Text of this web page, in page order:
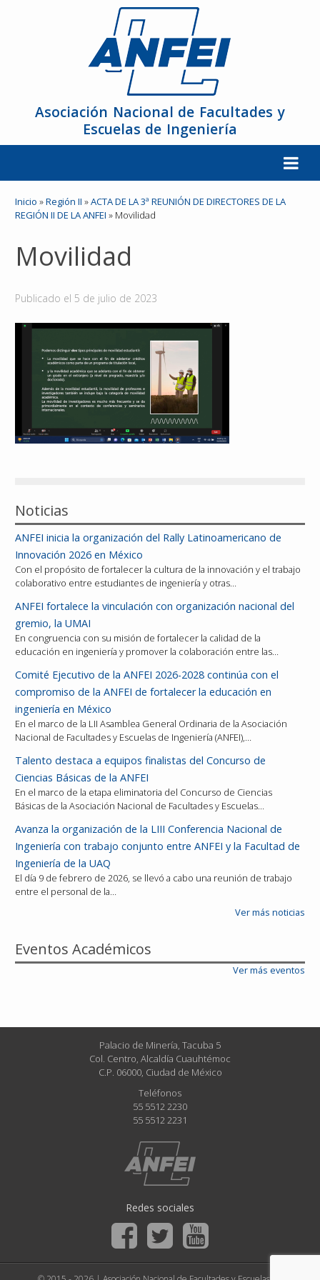
Asociación Nacional de Facultades y
Escuelas de Ingeniería
La ANFEI
Reuniones y Conferencias
Publicaciones
Inicio »Región II »ACTA DE LA 3ª REUNIÓN DE DIRECTORES DE LA
REGIÓN II DE LA ANFEI » Movilidad
Movilidad
Publicado el 5 de julio de 2023
Noticias
ANFEI inicia la organización del Rally Latinoamericano de
Innovación 2026 en México
Con el propósito de fortalecer la cultura de la innovación y el trabajo
colaborativo entre estudiantes de ingeniería y otras…
ANFEI fortalece la vinculación con organización nacional del
gremio, la UMAI
En congruencia con su misión de fortalecer la calidad de la
educación en ingeniería y promover la colaboración entre las…
Comité Ejecutivo de la ANFEI 2026-2028 continúa con el
compromiso de la ANFEI de fortalecer la educación en
ingeniería en México
En el marco de la LII Asamblea General Ordinaria de la Asociación
Nacional de Facultades y Escuelas de Ingeniería (ANFEI),…
Talento destaca a equipos finalistas del Concurso de
Ciencias Básicas de la ANFEI
En el marco de la etapa eliminatoria del Concurso de Ciencias
Básicas de la Asociación Nacional de Facultades y Escuelas…
Avanza la organización de la LIII Conferencia Nacional de
Ingeniería con trabajo conjunto entre ANFEI y la Facultad de
Ingeniería de la UAQ
El día 9 de febrero de 2026, se llevó a cabo una reunión de trabajo
entre el personal de la…
Ver más noticias
Eventos Académicos
Ver más eventos
Palacio de Minería, Tacuba 5
Col. Centro, Alcaldía Cuauhtémoc
C.P. 06000, Ciudad de México
Teléfonos
55 5512 2230
55 5512 2231
Redes sociales